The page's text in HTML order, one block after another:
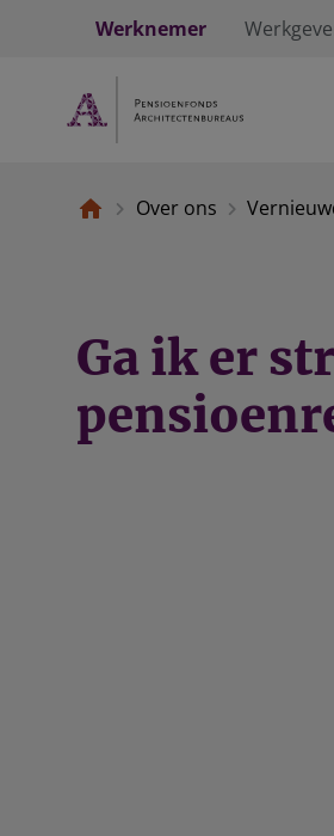
Werknemer
Over ons
Ga ik er